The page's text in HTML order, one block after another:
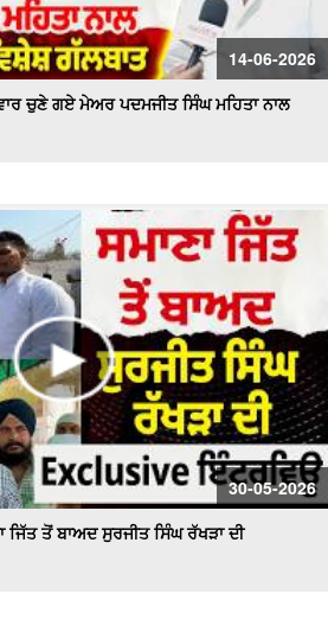
14-06-2026
ਚੁਣੇ ਗਏ ਮੇਅਰ ਪਦਮਜੀਤ ਸਿੰਘ ਮਹਿਤਾ ਨਾਲ
30-05-2026
ਤੋਂ ਬਾਅਦ ਸੁਰਜੀਤ ਸਿੰਘ ਰੱਖੜਾ ਦੀ